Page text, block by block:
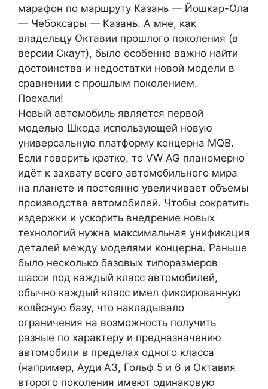
марафон по маршруту Казань — Йошкар-Ола
— Чебоксары — Казань. А мне, как
владельцу Октавии прошлого поколения (в
версии Скаут), было особенно важно найти
достоинства и недостатки новой модели в
сравнении с прошлым поколением.
Поехали!
Новый автомобиль является первой
моделью Шкода использующей новую
универсальную платформу концерна MQB.
Если говорить кратко, то VW AG планомерно
идёт к захвату всего автомобильного мира
на планете и постоянно увеличивает объемы
производства автомобилей. Чтобы сократить
издержки и ускорить внедрение новых
технологий нужна максимальная унификация
деталей между моделями концерна. Раньше
было несколько базовых типоразмеров
шасси под каждый класс автомобилей,
обычно каждый класс имел фиксированную
колёсную базу, что накладывало
ограничения на возможность получить
разные по характеру и предназначению
автомобили в пределах одного класса
(например, Ауди А3, Гольф 5 и 6 и Октавия
второго поколения имеют одинаковую